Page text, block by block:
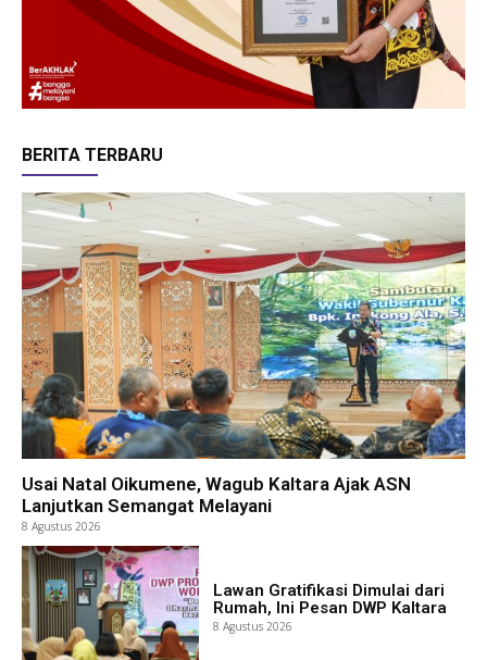
BERITA TERBARU
Usai Natal Oikumene, Wagub Kaltara Ajak ASN
Lanjutkan Semangat Melayani
8 Agustus 2026
Lawan Gratifikasi Dimulai dari
Rumah, Ini Pesan DWP Kaltara
8 Agustus 2026